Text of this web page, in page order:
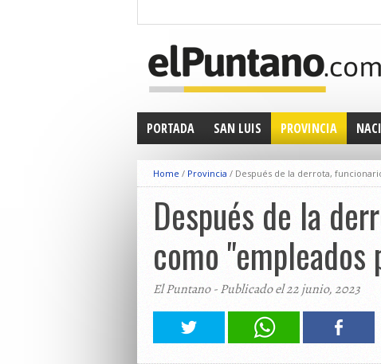
PORTADA SAN LUIS PROVINCIA
Home / Provincia / Después de la derrota,
Después de la
como "empleados
El Puntano - Publicado el 22 junio, 2023